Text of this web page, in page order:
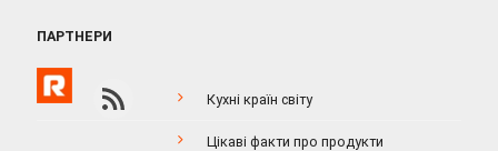
ПАРТНЕРИ
Кухні країн світу
Цікаві факти про продукти